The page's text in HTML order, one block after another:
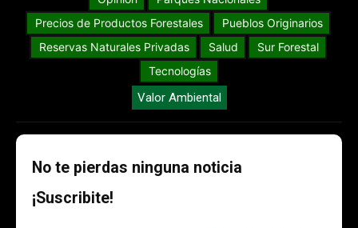
Precios de Productos Forestales
Pueblos Originarios
Reservas Naturales Privadas
Salud
Sur Forestal
Tecnologías
Valor Ambiental
No te pierdas ninguna noticia
¡Suscribite!